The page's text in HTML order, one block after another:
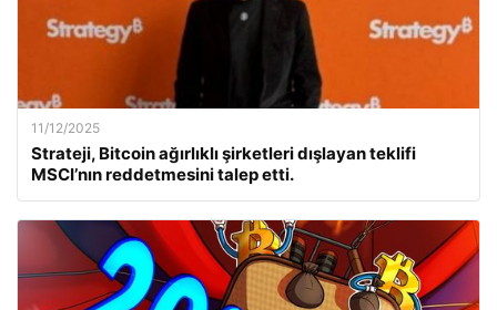
11/12/2025
Strateji, Bitcoin ağırlıklı şirketleri dışlayan teklifi
MSCI’nın reddetmesini talep etti.